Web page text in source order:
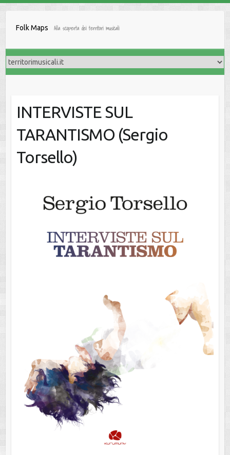
Folk Maps Alla scoperta dei territori musicali
INTERVISTE SUL
TARANTISMO (Sergio
Torsello)